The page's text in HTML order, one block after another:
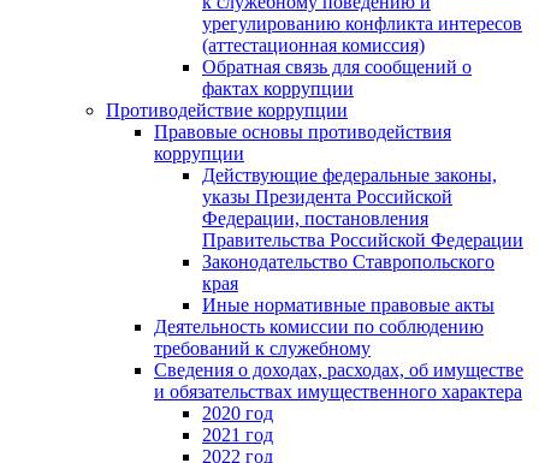
урегулированию конфликта интересов
(аттестационная комиссия)
Обратная связь для сообщений о
фактах коррупции
Противодействие коррупции
Правовые основы противодействия
коррупции
Действующие федеральные законы,
указы Президента Российской
Федерации, постановления
Правительства Российской Федерации
Законодательство Ставропольского
края
Иные нормативные правовые акты
Деятельность комиссии по соблюдению
требований к служебному
Сведения о доходах, расходах, об имуществе
и обязательствах имущественного характера
2020 год
2021 год
2022 год